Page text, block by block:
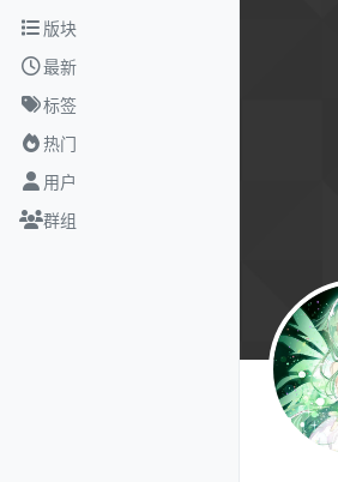
跳转至内容
版块
最新
标签
热门
用户
群组